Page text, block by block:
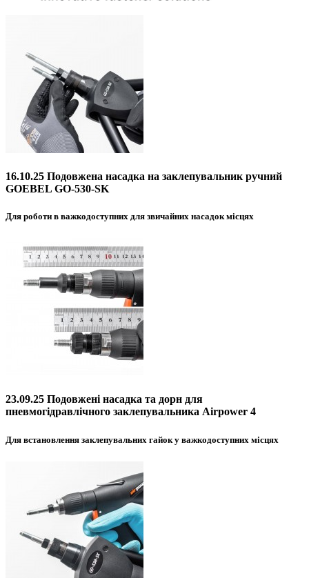
16.10.25 Подовжена насадка на заклепувальник ручний
GOEBEL GO-530-SK
Для роботи в важкодоступних для звичайних насадок місцях
23.09.25 Подовжені насадка та дорн для
пневмогідравлічного заклепувальника Airpower 4
Для встановлення заклепувальних гайок у важкодоступних місцях